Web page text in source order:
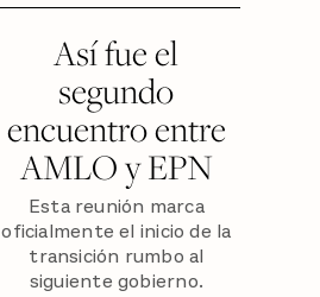
Así fue el
segundo
encuentro entre
AMLO y EPN
Esta reunión marca
oficialmente el inicio de la
transición rumbo al
siguiente gobierno.